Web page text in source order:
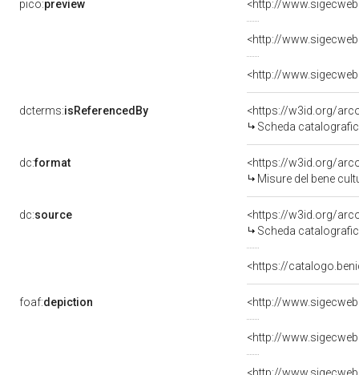
pico:preview
dcterms:isReferencedBy
<https://w3id.org/
Scheda
dc:format
<https://w3id.org/
Misure del bene
dc:source
<https://w3id.org/
Scheda
<https://
foaf:depiction